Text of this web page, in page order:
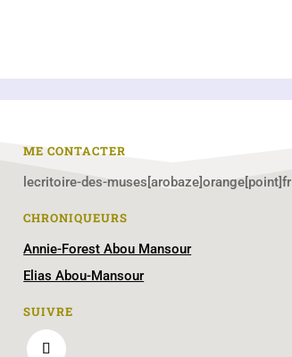
ME CONTACTER
lecritoire-des-muses[arobaze]orange[point]fr
CHRONIQUEURS
Annie-Forest Abou Mansour
Elias Abou-Mansour
SUIVRE